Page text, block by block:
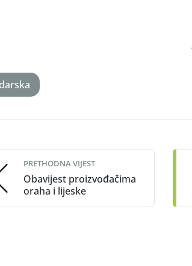
PRETHODNA VIJEST
Obavijest proizvođačima
oraha i lijeske